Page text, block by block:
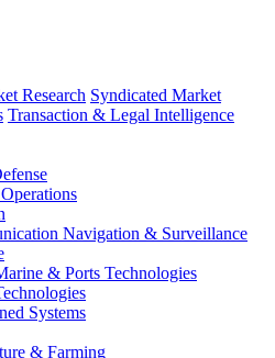
Research Syndicated Market
Transaction & Legal Intelligence
Navigation & Surveillance
& Ports Technologies
Systems
& Farming